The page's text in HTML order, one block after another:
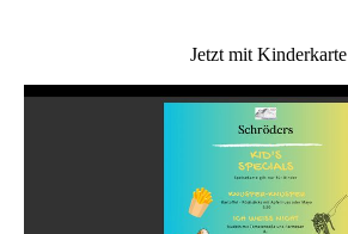
Jetzt mit Kinderkarte